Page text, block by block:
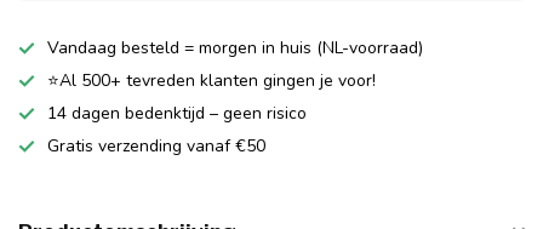
Vandaag besteld = morgen in huis (NL-voorraad)
⭐Al 500+ tevreden klanten gingen je voor!
14 dagen bedenktijd – geen risico
Gratis verzending vanaf €50